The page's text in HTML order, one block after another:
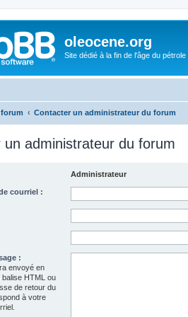
oleocene.org
Site dédié à la fin de l'âge du pétrole
Contacter un administrateur du forum
un administrateur du forum
Administrateur
courriel :
:
envoyé en
HTML ou
de retour du
à votre